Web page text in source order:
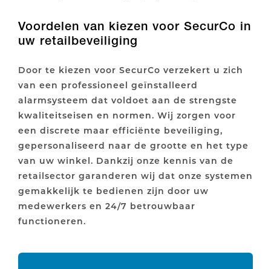
Voordelen van kiezen voor SecurCo in
uw retailbeveiliging
Door te kiezen voor SecurCo verzekert u zich
van een professioneel geïnstalleerd
alarmsysteem dat voldoet aan de strengste
kwaliteitseisen en normen. Wij zorgen voor
een discrete maar efficiënte beveiliging,
gepersonaliseerd naar de grootte en het type
van uw winkel. Dankzij onze kennis van de
retailsector garanderen wij dat onze systemen
gemakkelijk te bedienen zijn door uw
medewerkers en 24/7 betrouwbaar
functioneren.